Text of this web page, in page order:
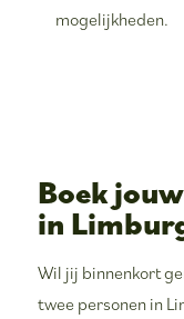
mogelijkheden.
Boek
in
Wil jij binnenkort
twee personen in